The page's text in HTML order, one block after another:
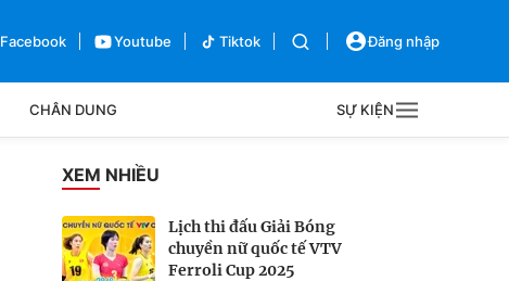
Facebook Youtube Tiktok Đăng nhập
CHÂN DUNG SỰ KIỆN
Bên lề
XEM NHIỀU
Lịch thi đấu Giải Bóng
chuyền nữ quốc tế VTV
Ferroli Cup 2025